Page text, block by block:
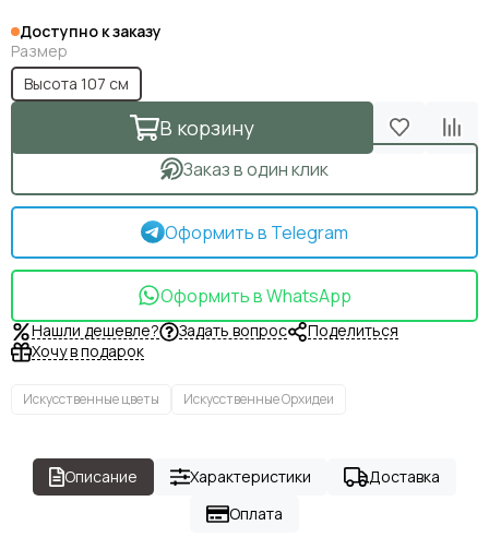
Доступно к заказу
Размер
Высота 107 см
В корзину
Заказ в один клик
Оформить в Telegram
Оформить в WhatsApp
Нашли дешевле? Задать вопрос
Поделиться
Хочу в подарок
Искусственные цветы Искусственные Орхидеи
Описание Характеристики
Доставка
Оплата